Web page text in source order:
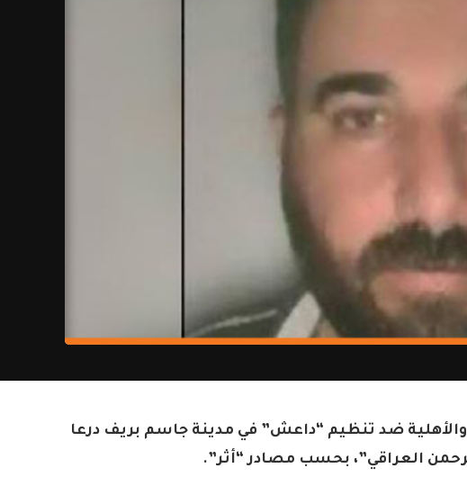
ضد تنظيم “داعش” في مدينة جاسم بريف درعا
العراقي”، بحسب مصادر “أثر”.